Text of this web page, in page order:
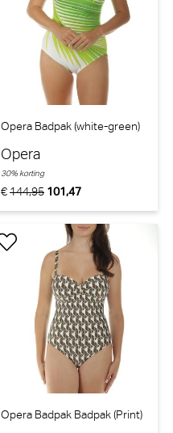
Opera Badpak (white-green)
Opera
€144,95 101,47
30% korting
Opera Badpak Badpak (Print)